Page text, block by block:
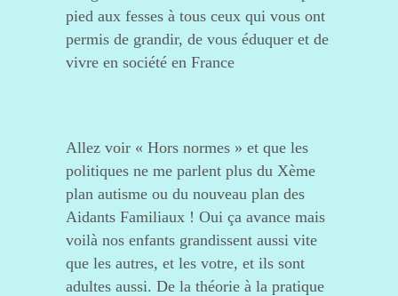
pied aux fesses à tous ceux qui vous ont
permis de grandir, de vous éduquer et de
vivre en société en France
Allez voir « Hors normes » et que les
politiques ne me parlent plus du Xème
plan autisme ou du nouveau plan des
Aidants Familiaux ! Oui ça avance mais
voilà nos enfants grandissent aussi vite
que les autres, et les votre, et ils sont
adultes aussi. De la théorie à la pratique